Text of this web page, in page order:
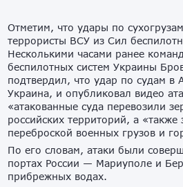
Отметим, что удары по
террористы ВСУ из Сил
Несколькими часами ранее
беспилотных систем Украины
подтвердил, что удар по судам в
Украина, и опубликовал видео
«атакованные суда перевозили
российских территорий, а «также
переброской военных грузов и
По его словам, атаки были
портах России — Мариуполе и
прибрежных водах.